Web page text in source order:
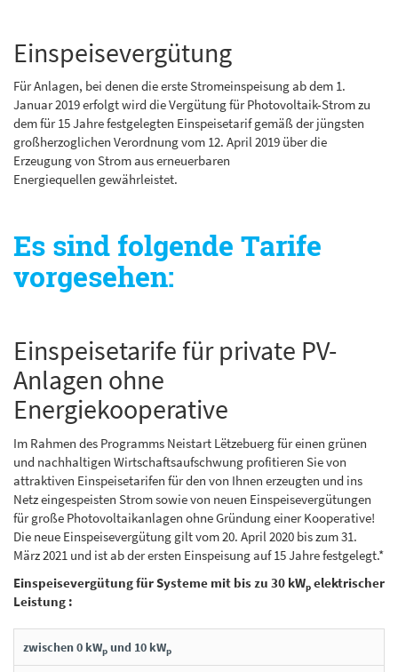
Einspeisevergütung
Für Anlagen, bei denen die erste Stromeinspeisung ab dem 1.
Januar 2019 erfolgt wird die Vergütung für Photovoltaik-Strom zu
dem für 15 Jahre festgelegten Einspeisetarif gemäß der jüngsten
großherzoglichen Verordnung vom 12. April 2019 über die
Erzeugung von Strom aus erneuerbaren
Energiequellen gewährleistet.
Es sind folgende Tarife
vorgesehen:
Einspeisetarife für private PV-
Anlagen ohne
Energiekooperative
Im Rahmen des Programms Neistart Lëtzebuerg für einen grünen
und nachhaltigen Wirtschaftsaufschwung profitieren Sie von
attraktiven Einspeisetarifen für den von Ihnen erzeugten und ins
Netz eingespeisten Strom sowie von neuen Einspeisevergütungen
für große Photovoltaikanlagen ohne Gründung einer Kooperative!
Die neue Einspeisevergütung gilt vom 20. April 2020 bis zum 31.
März 2021 und ist ab der ersten Einspeisung auf 15 Jahre festgelegt.*
Einspeisevergütung für Systeme mit bis zu 30 kWp elektrischer
Leistung :
zwischen 0 kWp und 10 kWp